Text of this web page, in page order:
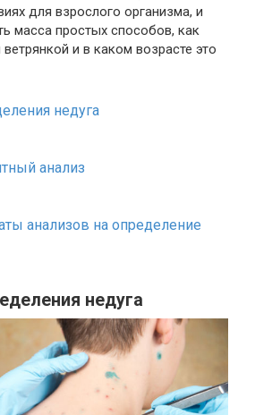
для взрослого организма, и
масса простых способов, как
и в каком возрасте это
недуга
анализ
анализов на определение
недуга